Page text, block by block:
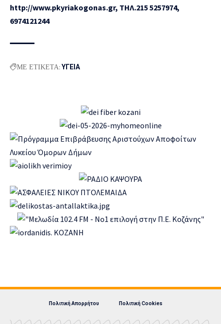
http://www.pkyriakogonas.gr, ΤΗΛ.215 5257974,
6974121244
ΜΕ ΕΤΙΚΕΤΑ:ΥΓΕΙΑ
Πολιτική Απορρήτου Πολιτική Cookies